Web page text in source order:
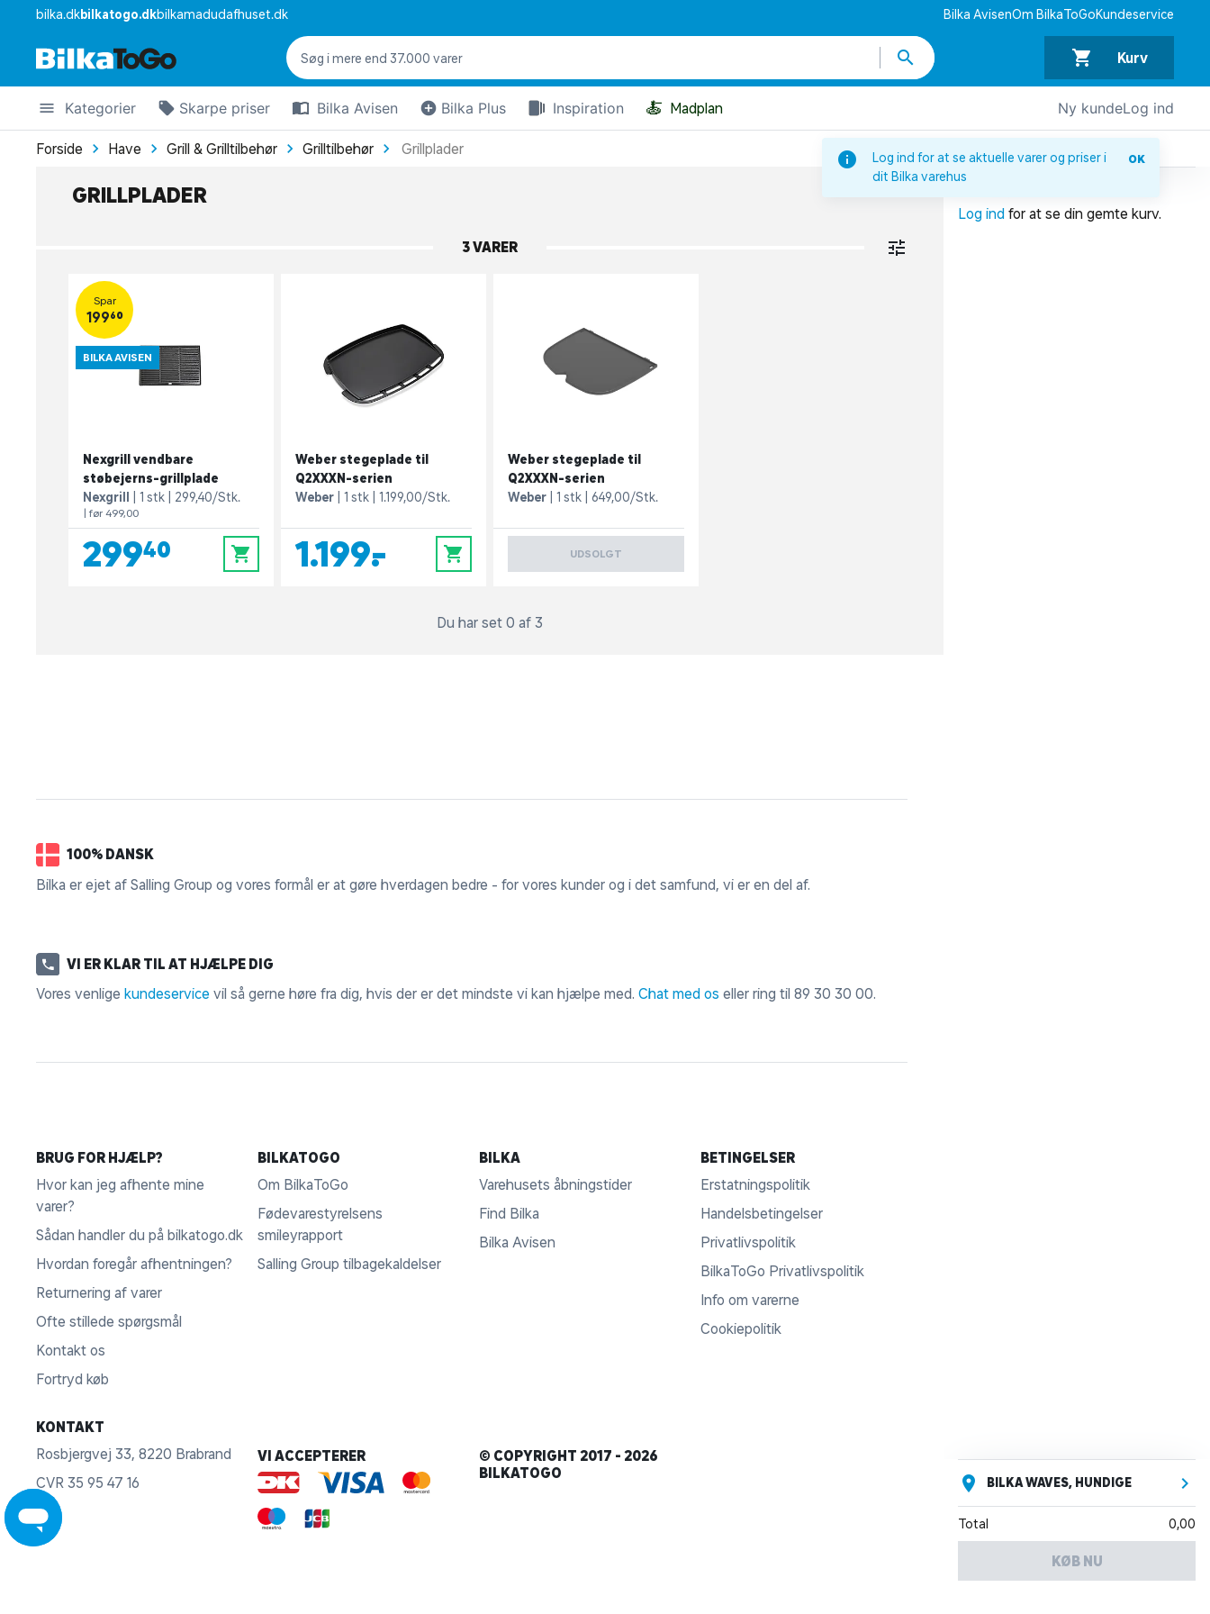
Log ind for at se aktuelle varer og priser i
dit Bilka varehus
OK
bilka.dkbilkatogo.dkbilkamadudafhuset.dk Bilka AvisenOm BilkaToGoKundeservice
Kurv
Kategorier Skarpe priser Bilka Avisen Bilka Plus Inspiration 🍝 Madplan Ny kundeLog ind
Log ind for at se din gemte kurv.
BILKA WAVES, HUNDIGE
Total 0,00
KØB NU
Forside Have Grill & Grilltilbehør Grilltilbehør Grillplader
GRILLPLADER
3 VARER
Spar
199,60
BILKA AVISEN
Nexgrill vendbare
støbejerns-grillplade
Nexgrill
1 stk 299,40/Stk.
| før 499,00
299,40 0
Weber stegeplade til
Q2XXXN-serien
Weber
1 stk 1.199,00/Stk.
1.199,- 0
Weber stegeplade til
Q2XXXN-serien
Weber
1 stk 649,00/Stk.
UDSOLGT
Du har set 0 af 3
100% DANSK
Bilka er ejet af Salling Group og vores formål er at gøre hverdagen bedre - for vores kunder og i det samfund, vi er en del af.
VI ER KLAR TIL AT HJÆLPE DIG
Vores venlige kundeservice vil så gerne høre fra dig, hvis der er det mindste vi kan hjælpe med. Chat med os eller ring til 89 30 30 00.
BRUG FOR HJÆLP?
Hvor kan jeg afhente mine
varer?
Sådan handler du på bilkatogo.dk
Hvordan foregår afhentningen?
Returnering af varer
Ofte stillede spørgsmål
Kontakt os
Fortryd køb
BILKATOGO
Om BilkaToGo
Fødevarestyrelsens
smileyrapport
Salling Group tilbagekaldelser
BILKA
Varehusets åbningstider
Find Bilka
Bilka Avisen
BETINGELSER
Erstatningspolitik
Handelsbetingelser
Privatlivspolitik
BilkaToGo Privatlivspolitik
Info om varerne
Cookiepolitik
KONTAKT
Rosbjergvej 33, 8220 Brabrand
CVR 35 95 47 16
VI ACCEPTERER
© COPYRIGHT 2017 - 2026
BILKATOGO